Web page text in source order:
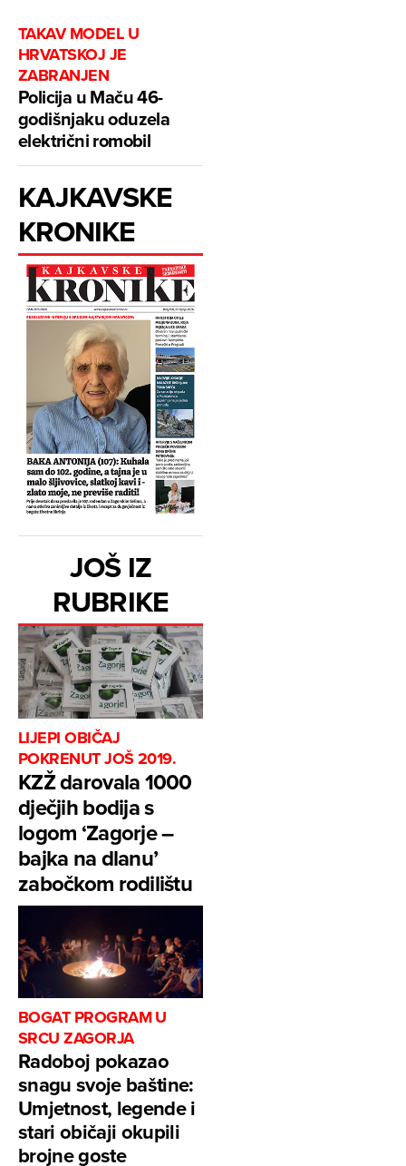
TAKAV MODEL U
HRVATSKOJ JE
ZABRANJEN
Policija u Maču 46-
godišnjaku oduzela
električni romobil
KAJKAVSKE
KRONIKE
JOŠ IZ
RUBRIKE
LIJEPI OBIČAJ
POKRENUT JOŠ 2019.
KZŽ darovala 1000
dječjih bodija s
logom ‘Zagorje –
bajka na dlanu’
zabočkom rodilištu
BOGAT PROGRAM U
SRCU ZAGORJA
Radoboj pokazao
snagu svoje baštine:
Umjetnost, legende i
stari običaji okupili
brojne goste